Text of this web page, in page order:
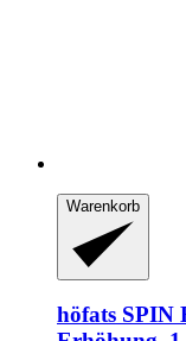
Warenkorb
höfats SPIN